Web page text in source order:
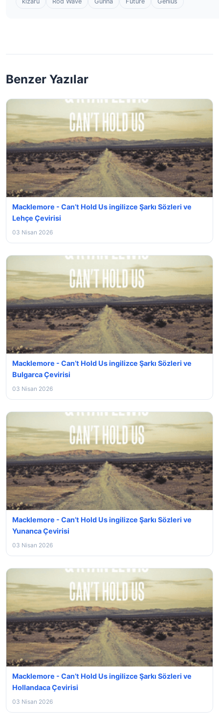
Benzer Yazılar
Macklemore - Can’t Hold Us ingilizce Şarkı Sözleri ve
Lehçe Çevirisi
03 Nisan 2026
Macklemore - Can’t Hold Us ingilizce Şarkı Sözleri ve
Bulgarca Çevirisi
03 Nisan 2026
Macklemore - Can’t Hold Us ingilizce Şarkı Sözleri ve
Yunanca Çevirisi
03 Nisan 2026
Macklemore - Can’t Hold Us ingilizce Şarkı Sözleri ve
Hollandaca Çevirisi
03 Nisan 2026